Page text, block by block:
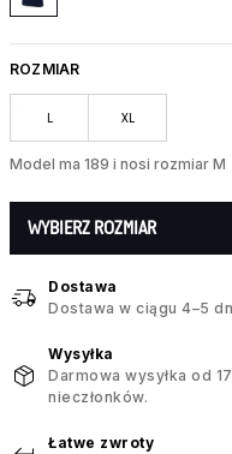
ROZMIAR
L XL
Model ma 189 i nosi rozmiar M
WYBIERZ ROZMIAR
Dostawa
Dostawa w ciągu 4–5
Wysyłka
Darmowa wysyłka od
nieczłonków.
Łatwe zwroty